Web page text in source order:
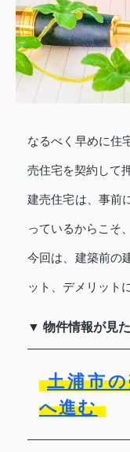
なるべく早めに住
売住宅を契約して
建売住宅は、事前
っているからこそ
今回は、建築前の
ット、デメリット
▼ 物件情報が見
土浦市
へ進む